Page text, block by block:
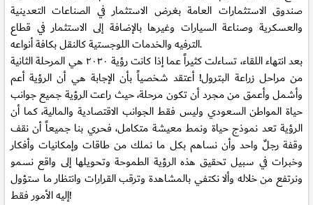
صندوق الاستثمارات العامة بغرض الاستثمار في الصناعات التعدينية
والعسكرية وصناعة السيارات وغيرها بالإضافة إلى الاستثمار في قطاع
الترفيه والخدمات اللوجستية كالنقل بكافة أنواعه.
بعد انتهاء اللقاء، تساءلت كثيراً عما إذا كانت رؤية ٢٠٣٠ هي المرحلة الثانية
من مراحل زراعة البترول! أعتقد شخصياً بأن الإجابة هي أن الرؤية أعم
وأشمل وأعمق من مجرد أن تكون مرحلة، حيث راعت الرؤية جميع جوانب
حياة المواطن السعودي وليس فقط الجوانب الاقتصادية والمالية، كما أن
الرؤية تعد نموذج حياة ونمط معيشة متكامل، فحري بنا جميعاً أن نقف
وقفة رجلٌ واحد وأن نساهم بكل ما نملك من طاقات وإمكانيات وأفكار
وخبرات في سبيل تحقيق هذه الرؤية الطموحة وتحويلها إلى واقع نسمو
ونرتفع من خلاله وألا نكتفي بالمشاهدة وترقب القرارات وانتظار ما ستؤول
إليه الأمور فقط!